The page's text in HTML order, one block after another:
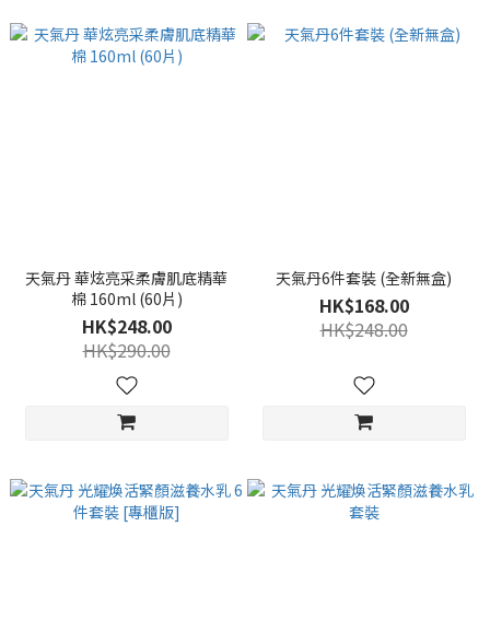
天氣丹 華炫亮采柔膚肌底精華
棉 160ml (60片)
HK$248.00
HK$290.00
天氣丹6件套裝 (全新無盒)
HK$168.00
HK$248.00